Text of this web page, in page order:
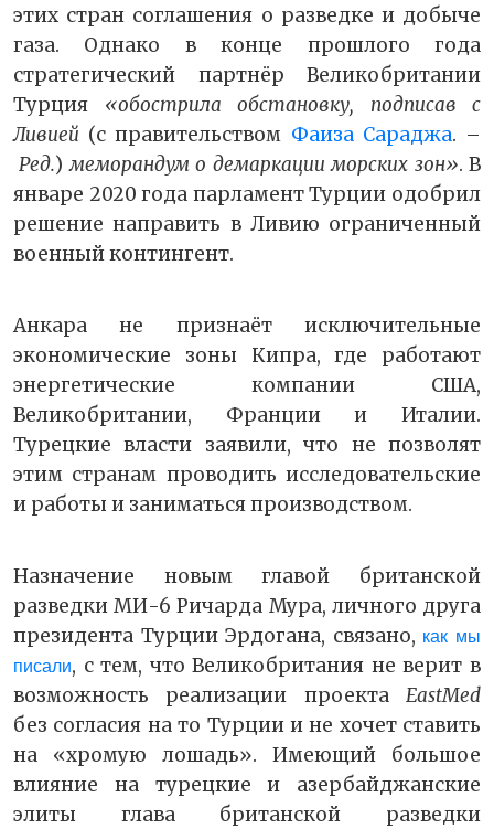
этих стран соглашения о разведке и добыче
газа. Однако в конце прошлого года
стратегический партнёр Великобритании
Турция «обострила обстановку, подписав с
Ливией (с правительством Фаиза Сараджа. –
Ред.) меморандум о демаркации морских зон». В
январе 2020 года парламент Турции одобрил
решение направить в Ливию ограниченный
военный контингент.
Анкара не признаёт исключительные
экономические зоны Кипра, где работают
энергетические компании США,
Великобритании, Франции и Италии.
Турецкие власти заявили, что не позволят
этим странам проводить исследовательские
и работы и заниматься производством.
Назначение новым главой британской
разведки МИ-6 Ричарда Мура, личного друга
президента Турции Эрдогана, связано, как мы
писали, с тем, что Великобритания не верит в
возможность реализации проекта EastMed
без согласия на то Турции и не хочет ставить
на «хромую лошадь». Имеющий большое
влияние на турецкие и азербайджанские
элиты глава британской разведки